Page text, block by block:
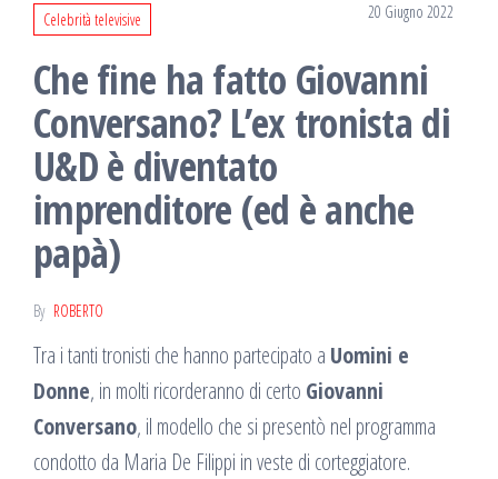
Celebrità televisive 20 Giugno 2022
Che fine ha fatto Giovanni
Conversano? L’ex tronista di
U&D è diventato
imprenditore (ed è anche
papà)
By ROBERTO
Tra i tanti tronisti che hanno partecipato a Uomini e
Donne, in molti ricorderanno di certo Giovanni
Conversano, il modello che si presentò nel programma
condotto da Maria De Filippi in veste di corteggiatore.